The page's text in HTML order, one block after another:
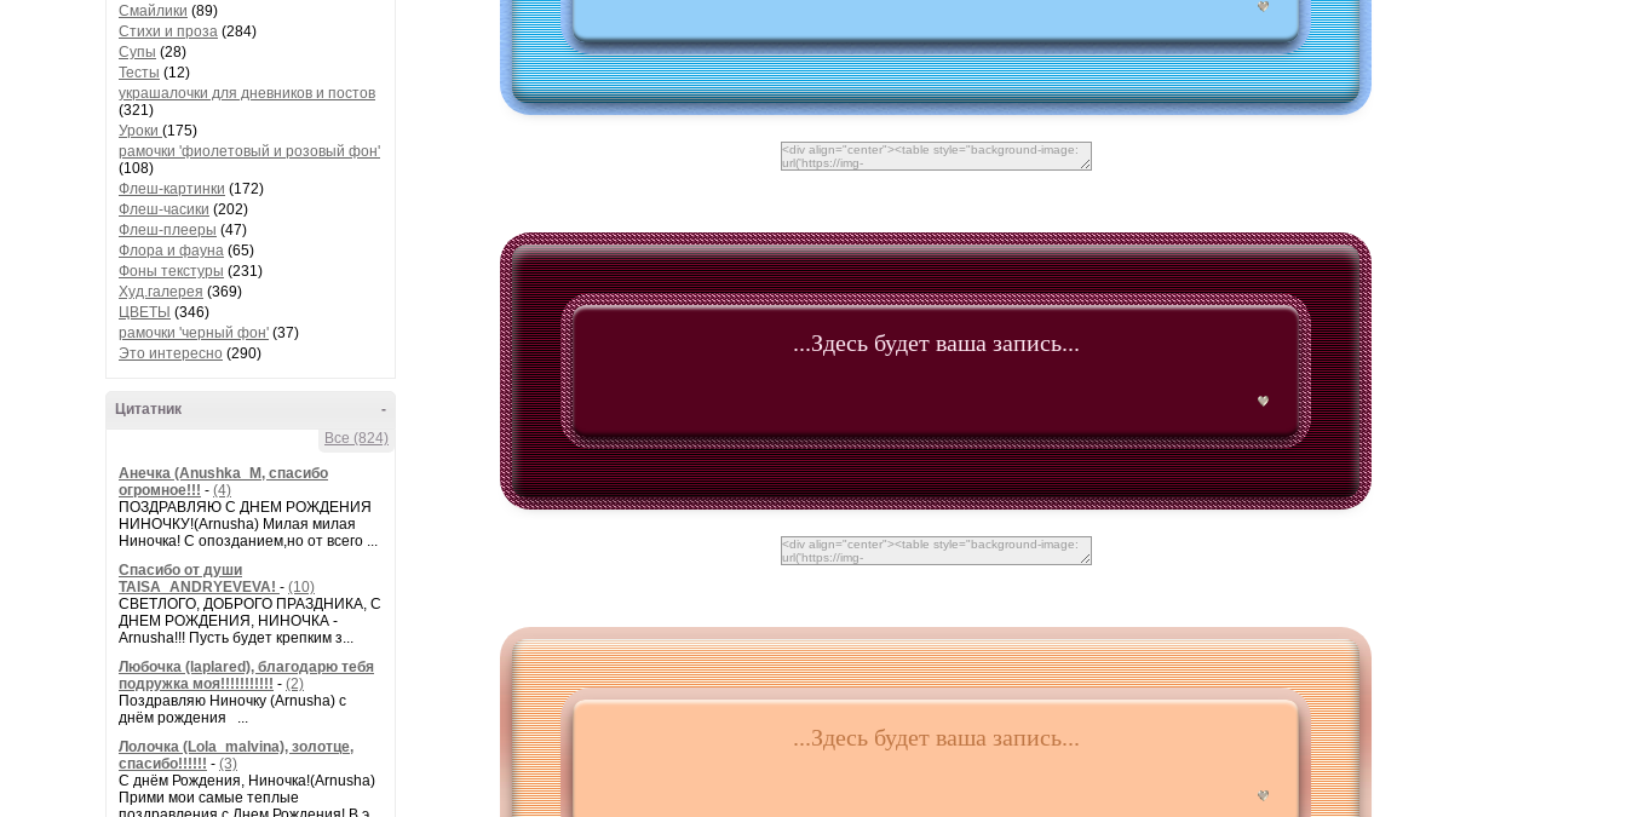
Смайлики (89)
Стихи и проза (284)
Супы (28)
Тесты (12)
украшалочки для дневников и постов
(321)
Уроки (175)
рамочки 'фиолетовый и розовый фон'
(108)
Флеш-картинки (172)
Флеш-часики (202)
Флеш-плееры (47)
Флора и фауна (65)
Фоны текстуры (231)
Худ.галерея (369)
ЦВЕТЫ (346)
рамочки 'черный фон' (37)
Это интересно (290)
-
Цитатник
Все (824)
Анечка (Anushka_M, спасибо
огромное!!! - (4)
ПОЗДРАВЛЯЮ С ДНЕМ РОЖДЕНИЯ
НИНОЧКУ!(Arnusha) Милая милая
Ниночка! С опозданием,но от всего ...
Спасибо от души
TAISA_ANDRYEVEVA! - (10)
СВЕТЛОГО, ДОБРОГО ПРАЗДНИКА, С
ДНЕМ РОЖДЕНИЯ, НИНОЧКА -
Arnusha!!! Пусть будет крепким з...
Любочка (laplared), благодарю тебя
подружка моя!!!!!!!!!!! - (2)
Поздравляю Ниночку (Arnusha) с
днём рождения ...
Лолочка (Lola_malvina), золотце,
спасибо!!!!!! - (3)
С днём Рождения, Ниночка!(Аrnusha)
Прими мои самые теплые
...Здесь будет ваша запись...
...Здесь будет ваша запись...